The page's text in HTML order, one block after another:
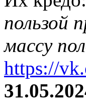
пользой
массу
https://